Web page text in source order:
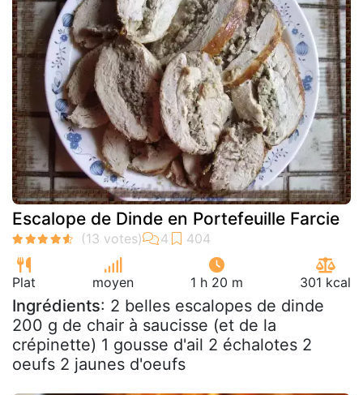
Escalope de Dinde en Portefeuille Farcie
Plat moyen 1 h 20 m 301 kcal
Ingrédients: 2 belles escalopes de dinde
200 g de chair à saucisse (et de la
crépinette) 1 gousse d'ail 2 échalotes 2
oeufs 2 jaunes d'oeufs